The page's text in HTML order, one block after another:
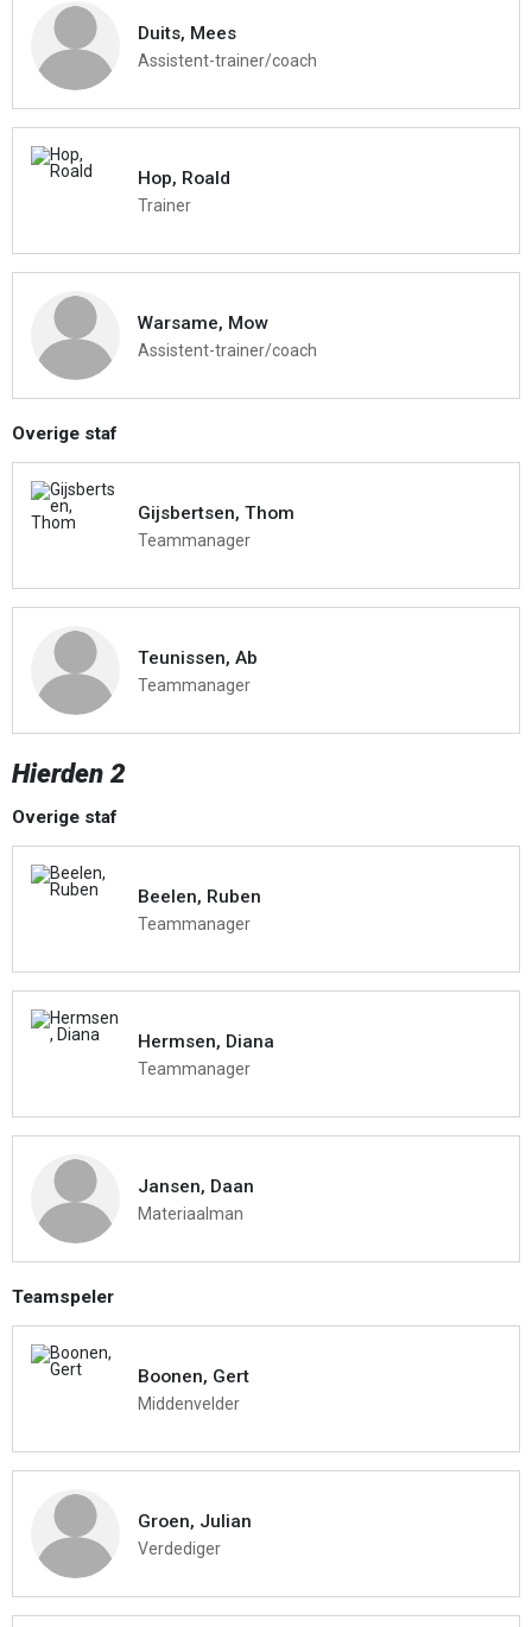
Duits, Mees
Assistent-trainer/coach
Hop, Roald
Trainer
Warsame, Mow
Assistent-trainer/coach
Overige staf
Gijsbertsen, Thom
Teammanager
Teunissen, Ab
Teammanager
Hierden 2
Overige staf
Beelen, Ruben
Teammanager
Hermsen, Diana
Teammanager
Jansen, Daan
Materiaalman
Teamspeler
Boonen, Gert
Middenvelder
Groen, Julian
Verdediger